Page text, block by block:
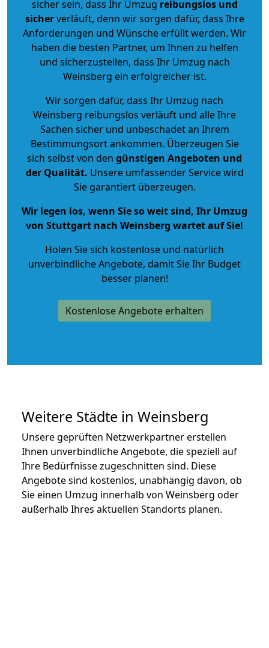
sicher sein, dass Ihr Umzug reibungslos und
sicherverläuft, denn wir sorgen dafür, dass Ihre
Anforderungen und Wünsche erfüllt werden. Wir
haben die besten Partner, um Ihnen zu helfen
und sicherzustellen, dass Ihr Umzug nach
Weinsberg ein erfolgreicher ist.
Wir sorgen dafür, dass Ihr Umzug nach
Weinsberg reibungslos verläuft und alle Ihre
Sachen sicher und unbeschadet an Ihrem
Bestimmungsort ankommen. Überzeugen Sie
sich selbst von den günstigen Angeboten und
der Qualität. Unsere umfassender Service wird
Sie garantiert überzeugen.
Wir legen los, wenn Sie so weit sind, Ihr Umzug
von Stuttgart nach Weinsberg wartet auf Sie!
Holen Sie sich kostenlose und natürlich
unverbindliche Angebote, damit Sie Ihr Budget
besser planen!
Kostenlose Angebote erhalten
Weitere Städte in Weinsberg
Unsere geprüften Netzwerkpartner erstellen
Ihnen unverbindliche Angebote, die speziell auf
Ihre Bedürfnisse zugeschnitten sind. Diese
Angebote sind kostenlos, unabhängig davon, ob
Sie einen Umzug innerhalb von Weinsberg oder
außerhalb Ihres aktuellen Standorts planen.